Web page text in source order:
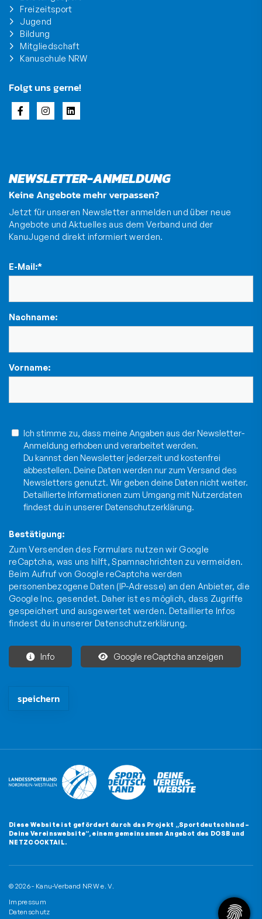
Freizeitsport
Jugend
Bildung
Mitgliedschaft
Kanuschule NRW
Folgt uns gerne!
NEWSLETTER-ANMELDUNG
Keine Angebote mehr verpassen?
Jetzt für unseren Newsletter anmelden und über neue
Angebote und Aktuelles aus dem Verband und der
KanuJugend direkt informiert werden.
E-Mail:*
Nachname:
Vorname:
Ich stimme zu, dass meine Angaben aus der Newsletter-
Anmeldung erhoben und verarbeitet werden.
Du kannst den Newsletter jederzeit und kostenfrei
abbestellen. Deine Daten werden nur zum Versand des
Newsletters genutzt. Wir geben deine Daten nicht weiter.
Detaillierte Informationen zum Umgang mit Nutzerdaten
findest du in unsererDatenschutzerklärung.
Bestätigung:
Zum Versenden des Formulars nutzen wir Google
reCaptcha, was uns hilft, Spamnachrichten zu vermeiden.
Beim Aufruf von Google reCaptcha werden
personenbezogene Daten (IP-Adresse) an den Anbieter, die
Google Inc. gesendet. Daher ist es möglich, dass Zugriffe
gespeichert und ausgewertet werden. Detaillierte Infos
findest du in unsererDatenschutzerklärung.
Info Google reCaptcha anzeigen
Diese Website ist gefördert durch das Projekt „Sportdeutschland –
Deine Vereinswebsite”, einem gemeinsamen Angebot des DOSB und
NETZCOCKTAIL.
© 2026 - Kanu-Verband NRW e. V.
Impressum
Datenschutz